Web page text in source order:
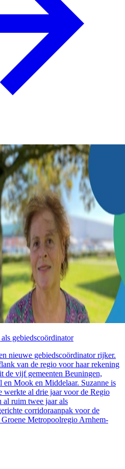
gebiedscoördinator
nieuwe gebiedscoördinator rijker.
van de regio voor haar rekening
de vijf gemeenten Beuningen,
Mook en Middelaar. Suzanne is
werkte al drie jaar voor de Regio
ruim twee jaar als
corridoraanpak voor de
Metropoolregio Arnhem-